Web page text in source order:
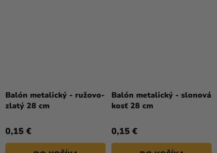
Balón metalický - ružovo-
zlatý 28 cm
0,15 €
Balón metalický - slonová
kosť 28 cm
0,15 €